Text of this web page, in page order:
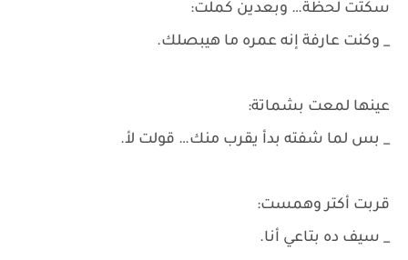
سكتت لحظة… وبعدين كملت:
_ وكنت عارفة إنه عمره ما هيبصلك.
عينها لمعت بشماتة:
_ بس لما شفته بدأ يقرب منك… قولت لأ.
قربت أكتر وهمست:
_ سيف ده بتاعي أنا.